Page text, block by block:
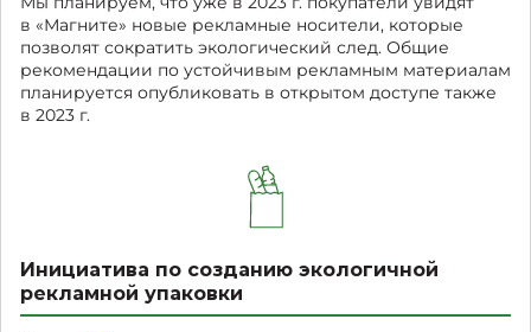
в «Магните» новые рекламные носители, которые
позволят сократить экологический след. Общие
рекомендации по устойчивым рекламным материалам
планируется опубликовать в открытом доступе также
в 2023 г.
Инициатива по созданию экологичной
рекламной упаковки